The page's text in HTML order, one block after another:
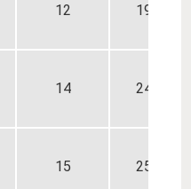
12 19
14 24
15 25